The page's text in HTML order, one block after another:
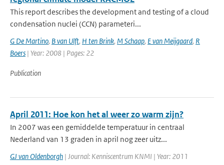
This report describes the development and testing of a cloud
condensation nuclei (CCN) parameteri...
G De Martino, B van Ulft, H ten Brink, M Schaap, E van Meijgaard, R
Boers | Year: 2008 | Pages: 22
Publication
April 2011: Hoe kon het al weer zo warm zijn?
In 2007 was een gemiddelde temperatuur in centraal
Nederland van 13 graden in april nog zeer uitz...
GJ van Oldenborgh | Journal: Kenniscentrum KNMI | Year: 2011